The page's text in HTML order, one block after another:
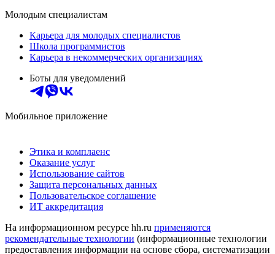
Молодым специалистам
Карьера для молодых специалистов
Школа программистов
Карьера в некоммерческих организациях
Боты для уведомлений
Мобильное приложение
Этика и комплаенс
Оказание услуг
Использование сайтов
Защита персональных данных
Пользовательское соглашение
ИТ аккредитация
На информационном ресурсе hh.ru применяются
рекомендательные технологии (информационные технологии
предоставления информации на основе сбора, систематизации